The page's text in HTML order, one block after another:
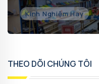
Kinh Nghiệm Hay
THEO DÕI CHÚNG TÔI